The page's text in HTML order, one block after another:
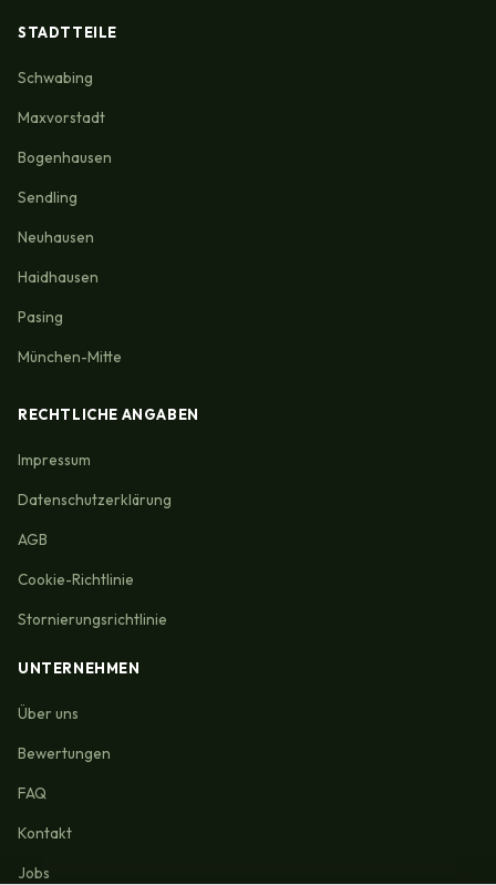
STADTTEILE
Schwabing
Maxvorstadt
Bogenhausen
Sendling
Neuhausen
Haidhausen
Pasing
München-Mitte
RECHTLICHE ANGABEN
Impressum
Datenschutzerklärung
AGB
Cookie-Richtlinie
Stornierungsrichtlinie
UNTERNEHMEN
Über uns
Bewertungen
FAQ
Kontakt
Jobs